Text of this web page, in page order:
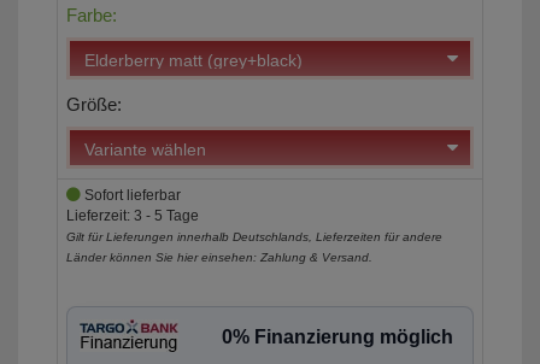
Farbe:
Größe:
Sofort lieferbar
Lieferzeit: 3 - 5 Tage
Gilt für Lieferungen innerhalb Deutschlands, Lieferzeiten für andere
Länder können Sie hier einsehen: Zahlung & Versand
0% Finanzierung möglich